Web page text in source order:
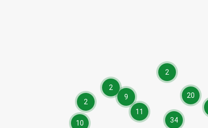
34
10
11
2
9 20
2
2